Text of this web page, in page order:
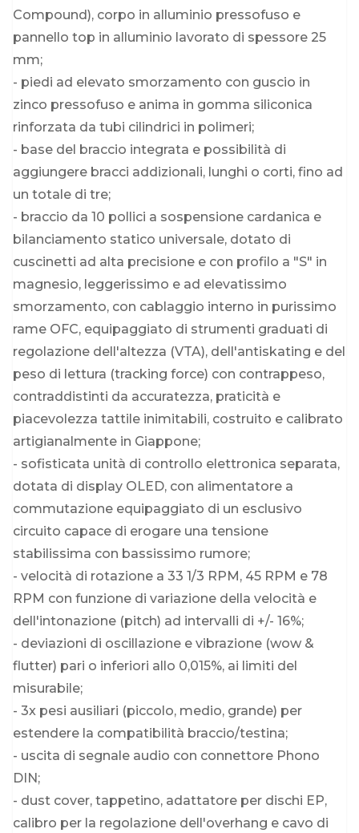
Compound), corpo in alluminio pressofuso e
pannello top in alluminio lavorato di spessore 25
mm;
- piedi ad elevato smorzamento con guscio in
zinco pressofuso e anima in gomma siliconica
rinforzata da tubi cilindrici in polimeri;
- base del braccio integrata e possibilità di
aggiungere bracci addizionali, lunghi o corti, fino ad
un totale di tre;
- braccio da 10 pollici a sospensione cardanica e
bilanciamento statico universale, dotato di
cuscinetti ad alta precisione e con profilo a "S" in
magnesio, leggerissimo e ad elevatissimo
smorzamento, con cablaggio interno in purissimo
rame OFC, equipaggiato di strumenti graduati di
regolazione dell'altezza (VTA), dell'antiskating e del
peso di lettura (tracking force) con contrappeso,
contraddistinti da accuratezza, praticità e
piacevolezza tattile inimitabili, costruito e calibrato
artigianalmente in Giappone;
- sofisticata unità di controllo elettronica separata,
dotata di display OLED, con alimentatore a
commutazione equipaggiato di un esclusivo
circuito capace di erogare una tensione
stabilissima con bassissimo rumore;
- velocità di rotazione a 33 1/3 RPM, 45 RPM e 78
RPM con funzione di variazione della velocità e
dell'intonazione (pitch) ad intervalli di +/- 16%;
- deviazioni di oscillazione e vibrazione (wow &
flutter) pari o inferiori allo 0,015%, ai limiti del
misurabile;
- 3x pesi ausiliari (piccolo, medio, grande) per
estendere la compatibilità braccio/testina;
- uscita di segnale audio con connettore Phono
DIN;
- dust cover, tappetino, adattatore per dischi EP,
calibro per la regolazione dell'overhang e cavo di